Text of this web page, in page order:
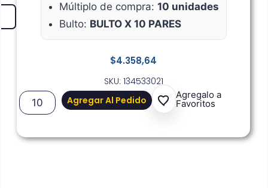
$4.358,64
SKU: 134533021
Agregar Al Pedido
Agregalo a
Favoritos
Múltiplo de compra: 10 unidades
Bulto: BULTO X 10 PARES